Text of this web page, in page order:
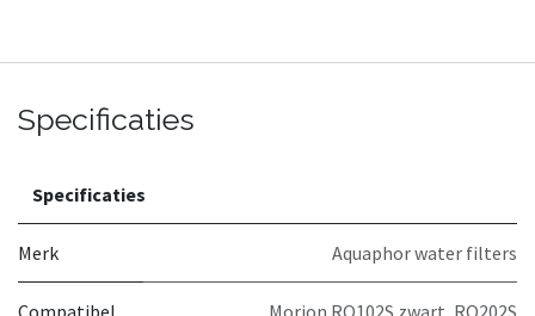
Specificaties
Specificaties
Merk Aquaphor water filters
Compatibel
Morion RO102S zwart, RO202S